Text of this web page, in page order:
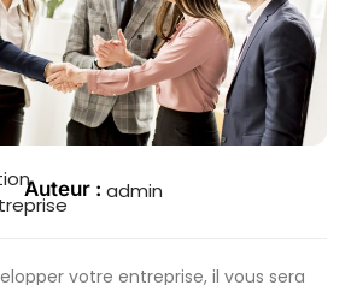
Auteur : admin
votre entreprise, il vous sera